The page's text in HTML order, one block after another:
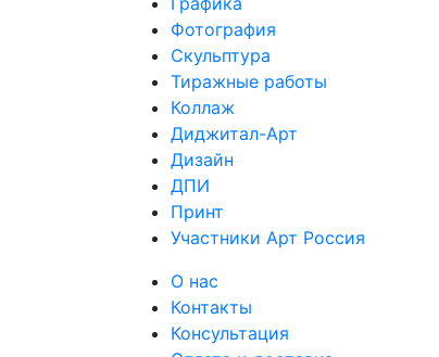
Фотография
Скульптура
Тиражные работы
Коллаж
Диджитал-Арт
Дизайн
ДПИ
Принт
Участники Арт Россия
О нас
Контакты
Консультация